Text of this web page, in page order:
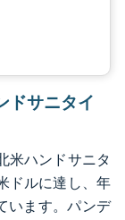
ドサニタイ
米ハンドサニタ
ドルに達し、年
います。パンデ